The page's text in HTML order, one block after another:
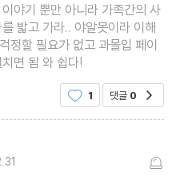
야기 뿐만 아니라 가족간의 사
밟고 가라.. 야알못이라 이해
정할 필요가 없고 과몰입 페이
면 됨 와 쉽다!
1 댓글 0